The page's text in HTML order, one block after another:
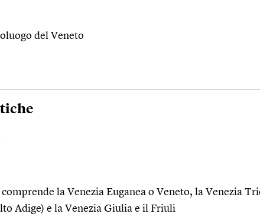
del Veneto
la Venezia Euganea o Veneto, la Venezia
Adige) e la Venezia Giulia e il Friuli